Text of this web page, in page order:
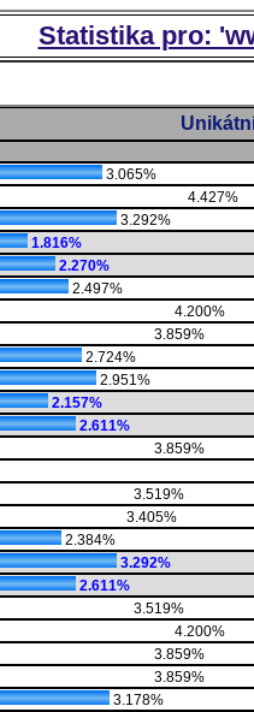
Statistika pro:
3.065%
4.427%
3.292%
1.816%
2.270%
2.497%
4.200%
3.859%
2.724%
2.951%
2.157%
2.611%
3.859%
3.519%
3.405%
2.384%
3.292%
2.611%
3.519%
4.200%
3.859%
3.859%
3.178%